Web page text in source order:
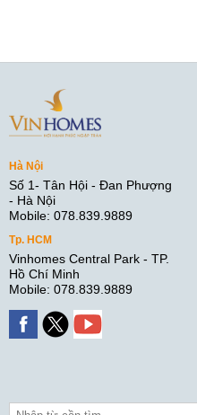
Hà Nội
Số 1- Tân Hội - Đan Phượng
- Hà Nội
Mobile: 078.839.9889
Tp. HCM
Vinhomes Central Park - TP.
Hồ Chí Minh
Mobile: 078.839.9889